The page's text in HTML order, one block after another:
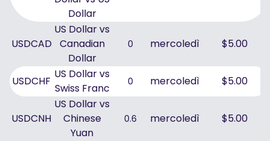
Dollar
USDCAD
US Dollar vs
Canadian
Dollar
0 mercoledì $5.00
USDCHF
US Dollar vs
Swiss Franc
0 mercoledì $5.00
USDCNH
US Dollar vs
Chinese
Yuan
0.6 mercoledì $5.00